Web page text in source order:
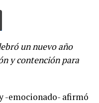
un nuevo año
y contención para
-emocionado- afirmó